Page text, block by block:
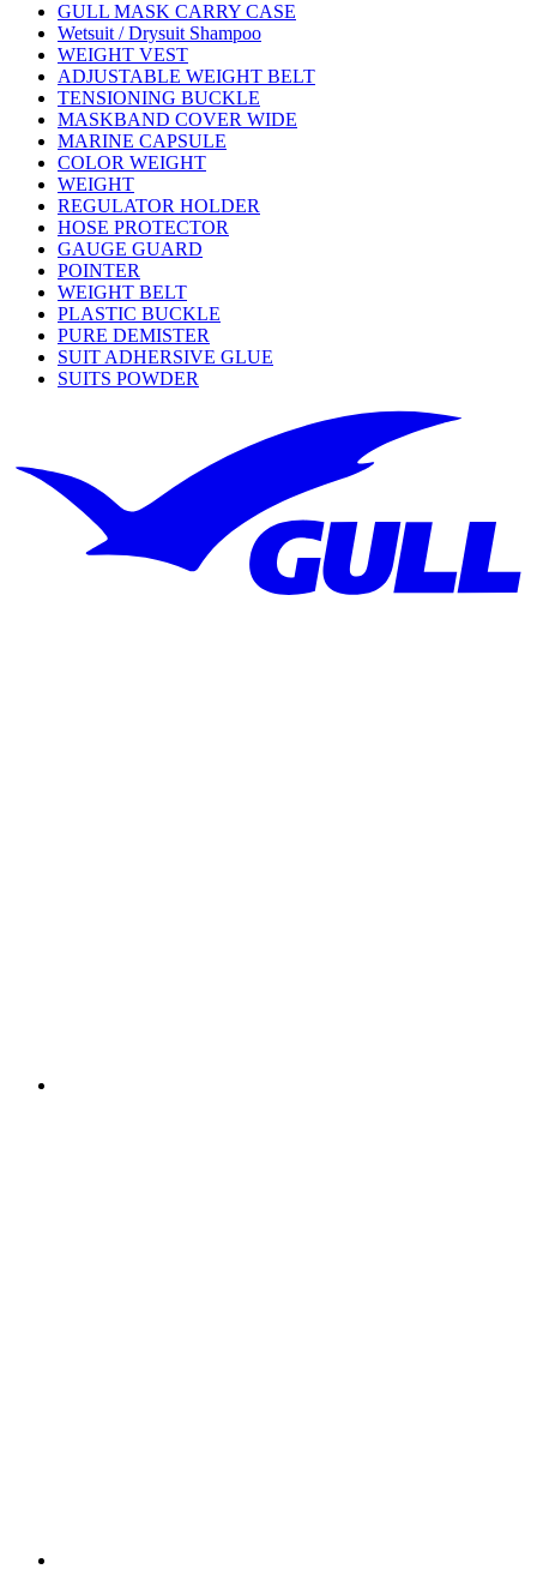
GULL MASK CARRY CASE
Wetsuit / Drysuit Shampoo
WEIGHT VEST
ADJUSTABLE WEIGHT BELT
TENSIONING BUCKLE
MASKBAND COVER WIDE
MARINE CAPSULE
COLOR WEIGHT
WEIGHT
REGULATOR HOLDER
HOSE PROTECTOR
GAUGE GUARD
POINTER
WEIGHT BELT
PLASTIC BUCKLE
PURE DEMISTER
SUIT ADHERSIVE GLUE
SUITS POWDER